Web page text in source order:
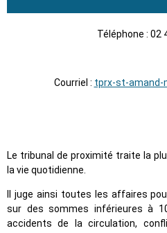
Téléphone : 02
Courriel : tprx-st-amand-
Le tribunal de proximité traite la
la vie quotidienne.
Il juge ainsi toutes les affaires
sur des sommes inférieures à
accidents de la circulation,